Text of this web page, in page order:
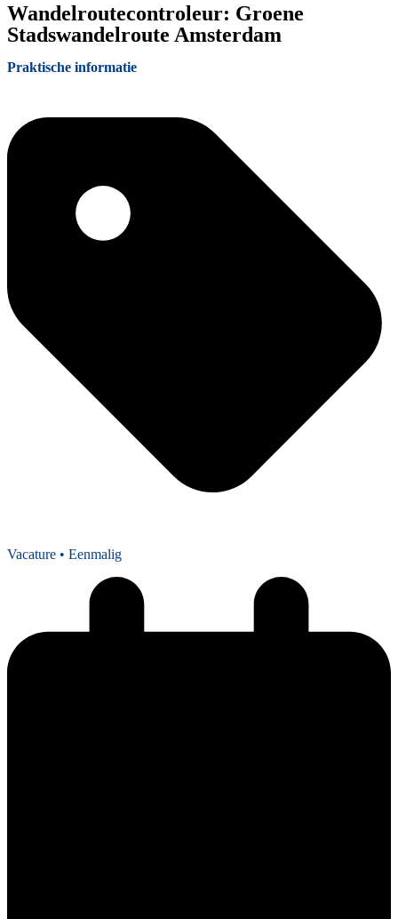
Wandelroutecontroleur: Groene
Stadswandelroute Amsterdam
Praktische informatie
Vacature • Eenmalig